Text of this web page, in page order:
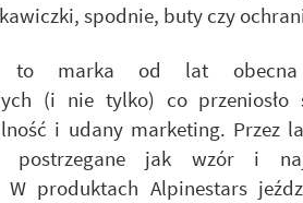
spodnie, buty czy
to marka od lat
(i nie tylko) co przeniosło
i udany marketing. Przez
postrzegane jak wzór i
W produktach Alpinestars